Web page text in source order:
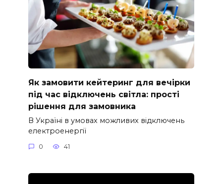
Як замовити кейтеринг для вечірки
під час відключень світла: прості
рішення для замовника
В Україні в умовах можливих відключень
електроенергії
0 41